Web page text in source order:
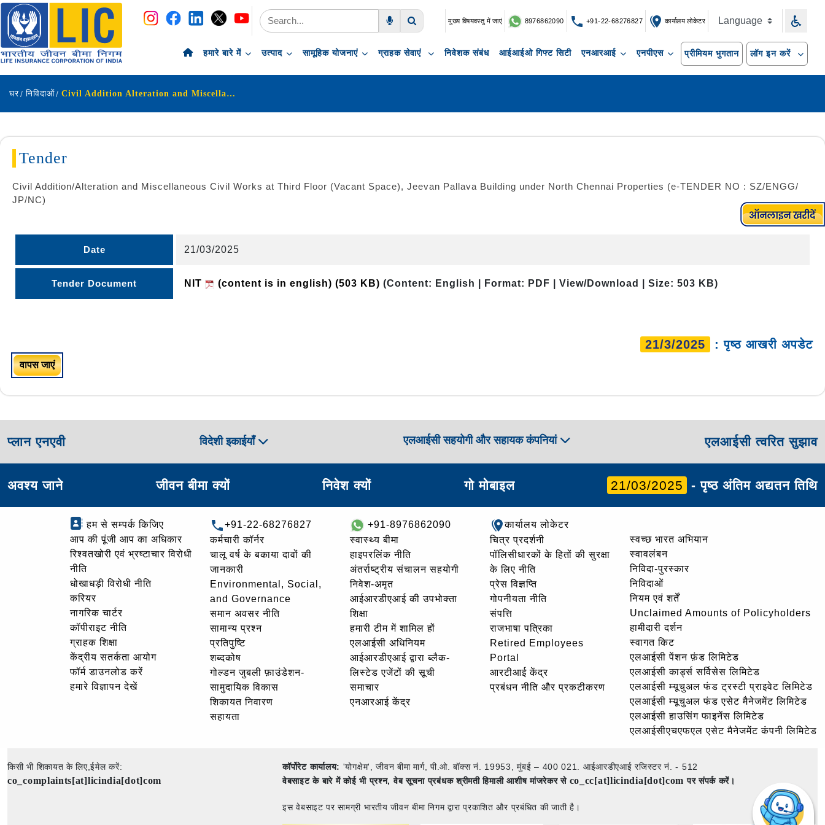
नेविगेशन
सामग्री पर छोड़ें
मुख्य विषयवस्तु में जाएं 8976862090 +91-22-68276827 कार्यालय लोकेटर
हमारे बारे में उत्पाद सामूहिक योजनाएं ग्राहक सेवाएं निवेशक संबंध आईआईओ गिफ्ट सिटी एनआरआई एनपीएस प्रीमियम भुगतान लॉग इन करें
घर निविदाओं Civil Addition Alteration and Miscellaneous Civil Works at Third Floor Vacant Space Jeevan Pallava Building under North Chennai Properties e-TENDER NO SZENGG JPNC
Tender
Civil Addition/Alteration and Miscellaneous Civil Works at Third Floor (Vacant Space), Jeevan Pallava Building under North Chennai Properties (e-TENDER NO : SZ/ENGG/
JP/NC)
Date 21/03/2025
Tender Document NIT (content is in english) (503 KB) (Content: English | Format: PDF | View/Download | Size: 503 KB)
21/3/2025 : पृष्ठ आखरी अपडेट
वापस जाएं
प्लान एनएवी विदेशी इकाईयाँ एलआईसी सहयोगी और सहायक कंपनियां एलआईसी त्वरित सुझाव
अवश्य जाने जीवन बीमा क्यों निवेश क्यों गो मोबाइल 21/03/2025 - पृष्ठ अंतिम अद्यतन तिथि
हम से सम्पर्क किजिए
आप की पूंजी आप का अधिकार
रिश्वतखोरी एवं भ्रष्टाचार विरोधी
नीति
धोखाधड़ी विरोधी नीति
करियर
नागरिक चार्टर
कॉपीराइट नीति
ग्राहक शिक्षा
केंद्रीय सतर्कता आयोग
फॉर्म डाउनलोड करें
हमारे विज्ञापन देखें
+91-22-68276827
कर्मचारी कॉर्नर
चालू वर्ष के बकाया दावों की
जानकारी
Environmental, Social,
and Governance
समान अवसर नीति
सामान्य प्रश्न
प्रतिपुष्टि
शब्दकोष
गोल्‍डन जुबली फ़ाउंडेशन-
सामुदायिक विकास
शिकायत निवारण
सहायता
+91-8976862090
स्वास्थ्य बीमा
हाइपरलिंक नीति
अंतर्राष्ट्रीय संचालन सहयोगी
निवेश-अमृत
आईआरडीएआई की उपभोक्ता
शिक्षा
हमारी टीम में शामिल हों
एलआईसी अधिनियम
आईआरडीएआई द्वारा ब्लैक-
लिस्टेड एजेंटों की सूची
समाचार
एनआरआई केंद्र
कार्यालय लोकेटर
चित्र प्रदर्शनी
पॉलिसीधारकों के हितों की सुरक्षा
के लिए नीति
प्रेस विज्ञप्ति
गोपनीयता नीति
संपत्ति
राजभाषा पत्रिका
Retired Employees
Portal
आरटीआई केंद्र
प्रबंधन नीति और प्रकटीकरण
स्वच्छ भारत अभियान
स्वावलंबन
निविदा-पुरस्कार
निविदाओं
नियम एवं शर्तें
Unclaimed Amounts of Policyholders
हामीदारी दर्शन
स्वागत किट
एलआईसी पेंशन फ़ंड लिमिटेड
एलआईसी कार्ड्स सर्विसेस लिमिटेड
एलआईसी म्यूचुअल फंड ट्रस्टी प्राइवेट लिमिटेड
एलआईसी म्यूचुअल फंड एसेट मैनेजमेंट लिमिटेड
एलआईसी हाउसिंग फाइनेंस लिमिटेड
एलआईसीएचएफएल एसेट मैनेजमेंट कंपनी लिमिटेड
किसी भी शिकायत के लिए,ईमेल करें:
co_complaints[at]licindia[dot]com
कॉर्पोरेट कार्यालय: 'योगक्षेम', जीवन बीमा मार्ग, पी.ओ. बॉक्स नं. 19953, मुंबई – 400 021. आईआरडीएआई रजिस्टर नं. - 512
वेबसाइट के बारे में कोई भी प्रश्न, वेब सूचना प्रबंधक श्रीमती हिमाली आशीष मांजरेकर से co_cc[at]licindia[dot]comपर संपर्क करें।
इस वेबसाइट पर सामग्री भारतीय जीवन बीमा निगम द्वारा प्रकाशित और प्रबंधित की जाती है।